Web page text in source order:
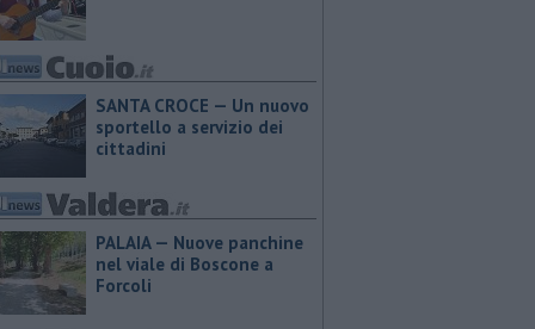
SANTA CROCE — Un nuovo
sportello a servizio dei
cittadini
PALAIA — Nuove panchine
nel viale di Boscone a
Forcoli